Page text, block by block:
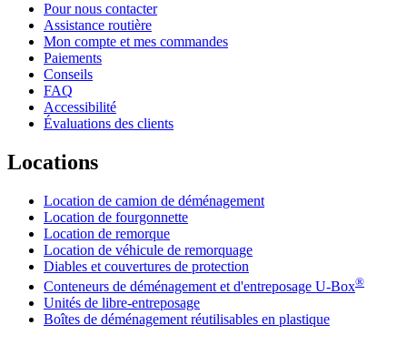
Pour nous contacter
Assistance routière
Mon compte et mes commandes
Paiements
Conseils
FAQ
Accessibilité
Évaluations des clients
Locations
Location de camion de déménagement
Location de fourgonnette
Location de remorque
Location de véhicule de remorquage
Diables et couvertures de protection
Conteneurs de déménagement et d'entreposage U-Box®
Unités de libre-entreposage
Boîtes de déménagement réutilisables en plastique